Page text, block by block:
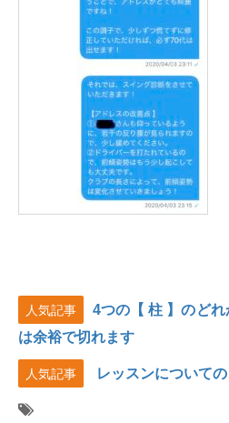
人気記事
4つの【 柱 】のど
は余裕で切れます
人気記事 レッスンについて